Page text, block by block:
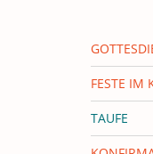
FESTE IM
TAUFE